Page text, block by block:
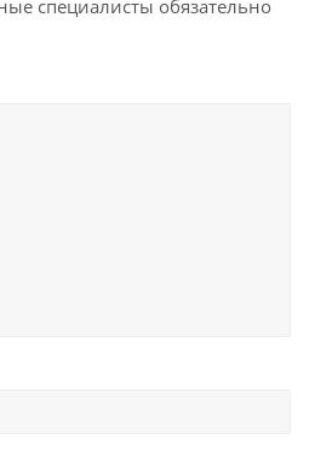
специалисты обязательно